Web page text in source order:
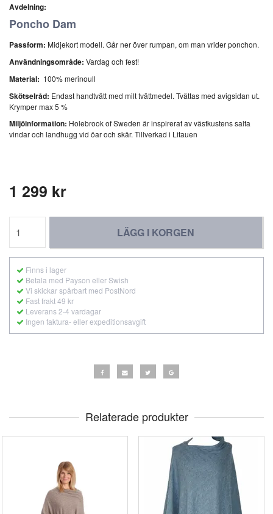
Avdelning:
Poncho Dam
Passform: Midjekort modell. Går ner över rumpan, om man vrider ponchon.
Användningsområde: Vardag och fest!
Material: 100% merinoull
Skötselråd: Endast handtvätt med milt tvättmedel. Tvättas med avigsidan ut.
Krymper max 5 %
Miljöinformation: Holebrook of Sweden är inspirerat av västkustens salta
vindar och landhugg vid öar och skär. Tillverkad i Litauen
1 299 kr
LÄGG I KORGEN
Finns i lager
Betala med Payson eller Swish
Vi skickar spårbart med PostNord
Fast frakt 49 kr
Leverans 2-4 vardagar
Ingen faktura- eller expeditionsavgift
Relaterade produkter